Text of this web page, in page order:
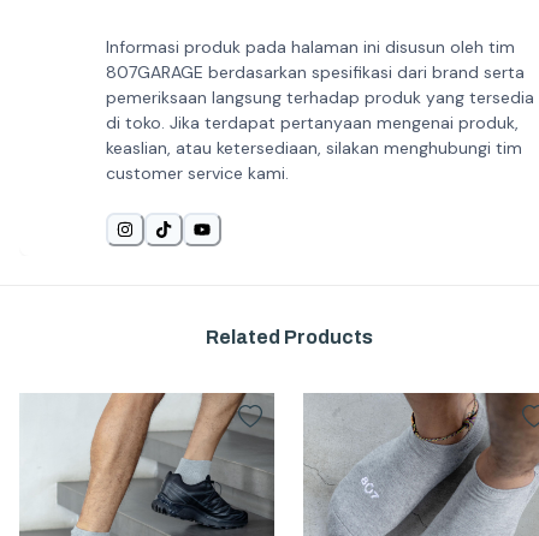
Informasi produk pada halaman ini disusun oleh tim
807GARAGE berdasarkan spesifikasi dari brand serta
pemeriksaan langsung terhadap produk yang tersedia
di toko. Jika terdapat pertanyaan mengenai produk,
keaslian, atau ketersediaan, silakan menghubungi tim
customer service kami.
Related Products